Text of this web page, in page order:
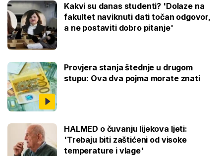
Kakvi su danas studenti? 'Dolaze na
fakultet naviknuti dati točan odgovor,
a ne postaviti dobro pitanje'
Provjera stanja štednje u drugom
stupu: Ova dva pojma morate znati
HALMED o čuvanju lijekova ljeti:
'Trebaju biti zaštićeni od visoke
temperature i vlage'